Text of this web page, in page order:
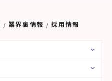
業界裏情報 採用情報